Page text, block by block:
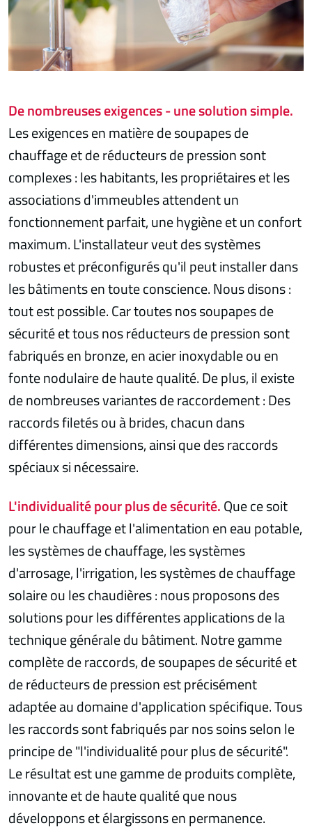
De nombreuses exigences - une solution simple.
Les exigences en matière de soupapes de
chauffage et de réducteurs de pression sont
complexes : les habitants, les propriétaires et les
associations d'immeubles attendent un
fonctionnement parfait, une hygiène et un confort
maximum. L'installateur veut des systèmes
robustes et préconfigurés qu'il peut installer dans
les bâtiments en toute conscience. Nous disons :
tout est possible. Car toutes nos soupapes de
sécurité et tous nos réducteurs de pression sont
fabriqués en bronze, en acier inoxydable ou en
fonte nodulaire de haute qualité. De plus, il existe
de nombreuses variantes de raccordement : Des
raccords filetés ou à brides, chacun dans
différentes dimensions, ainsi que des raccords
spéciaux si nécessaire.
L'individualité pour plus de sécurité.Que ce soit
pour le chauffage et l'alimentation en eau potable,
les systèmes de chauffage, les systèmes
d'arrosage, l'irrigation, les systèmes de chauffage
solaire ou les chaudières : nous proposons des
solutions pour les différentes applications de la
technique générale du bâtiment. Notre gamme
complète de raccords, de soupapes de sécurité et
de réducteurs de pression est précisément
adaptée au domaine d'application spécifique. Tous
les raccords sont fabriqués par nos soins selon le
principe de "l'individualité pour plus de sécurité".
Le résultat est une gamme de produits complète,
innovante et de haute qualité que nous
développons et élargissons en permanence.